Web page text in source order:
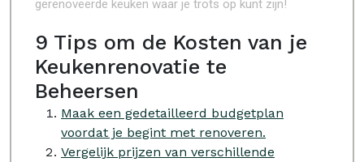
gerenoveerde keuken waar je trots op kunt zijn!
9 Tips om de Kosten van je
Keukenrenovatie te
Beheersen
Maak een gedetailleerd budgetplan
voordat je begint met renoveren.
Vergelijk prijzen van verschillende